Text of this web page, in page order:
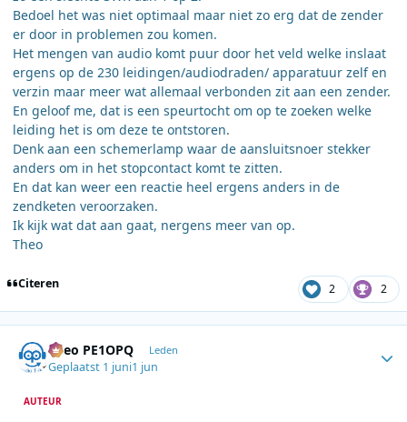
Bedoel het was niet optimaal maar niet zo erg dat de zender
er door in problemen zou komen.
Het mengen van audio komt puur door het veld welke inslaat
ergens op de 230 leidingen/audiodraden/ apparatuur zelf en
verzin maar meer wat allemaal verbonden zit aan een zender.
En geloof me, dat is een speurtocht om op te zoeken welke
leiding het is om deze te ontstoren.
Denk aan een schemerlamp waar de aansluitsnoer stekker
anders om in het stopcontact komt te zitten.
En dat kan weer een reactie heel ergens anders in de
zendketen veroorzaken.
Ik kijk wat dat aan gaat, nergens meer van op.
Theo
Citeren 2 2
Theo PE1OPQ Leden
Geplaatst 1 juni1 jun
AUTEUR